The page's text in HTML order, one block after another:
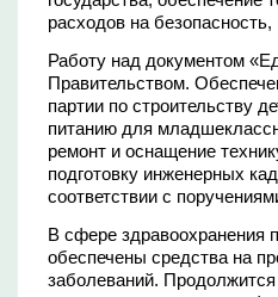
расходов на
Работу над документом
Правительством.
партии по строительству
питанию для
ремонт и оснащение
подготовку инженерных
соответствии с
В сфере здравоохранения
обеспечены средства на
заболеваний.